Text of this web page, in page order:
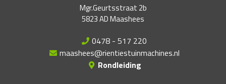
Mgr.Geurtsstraat 2b
5823 AD Maashees
0478 - 517 220
maashees@rientiestuinmachines.nl
Rondleiding